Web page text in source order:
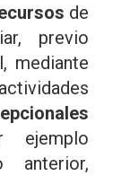
de
previo
mediante
anterior,